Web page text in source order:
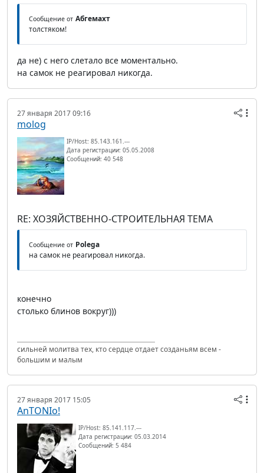
Сообщение от Абгемахт
толстяком!
да не) с него слетало все моментально.
на самок не реагировал никогда.
27 января 2017 09:16
molog
IP/Host: 85.143.161.---
Дата регистрации: 05.05.2008
Сообщений: 40 548
RE: ХОЗЯЙСТВЕННО-СТРОИТЕЛЬНАЯ ТЕМА
Сообщение от Polega
на самок не реагировал никогда.
конечно
столько блинов вокруг)))
сильней молитва тех, кто сердце отдает созданьям всем -
большим и малым
27 января 2017 15:05
AnTONIo!
IP/Host: 85.141.117.---
Дата регистрации: 05.03.2014
Сообщений: 5 484